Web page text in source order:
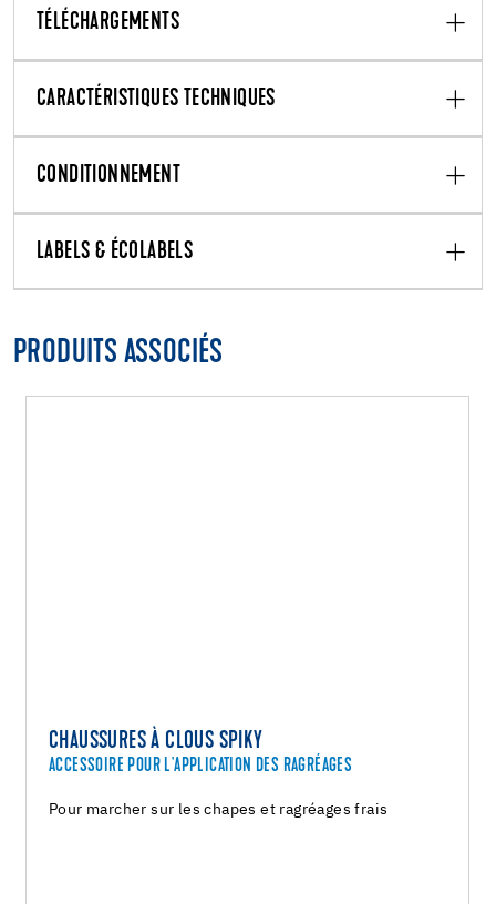
TÉLÉCHARGEMENTS
CARACTÉRISTIQUES TECHNIQUES
CONDITIONNEMENT
LABELS & ÉCOLABELS
PRODUITS ASSOCIÉS
CHAUSSURES À CLOUS SPIKY
ACCESSOIRE POUR L'APPLICATION DES RAGRÉAGES
Pour marcher sur les chapes et ragréages frais